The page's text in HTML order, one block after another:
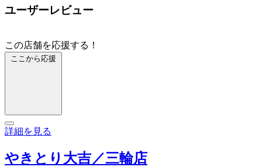
ユーザーレビュー
この店舗を応援する！
ここから応援
詳細を見る
やきとり大吉／三輪店